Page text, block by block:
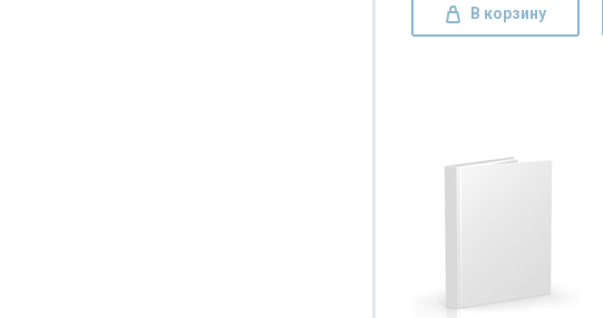
В корзину